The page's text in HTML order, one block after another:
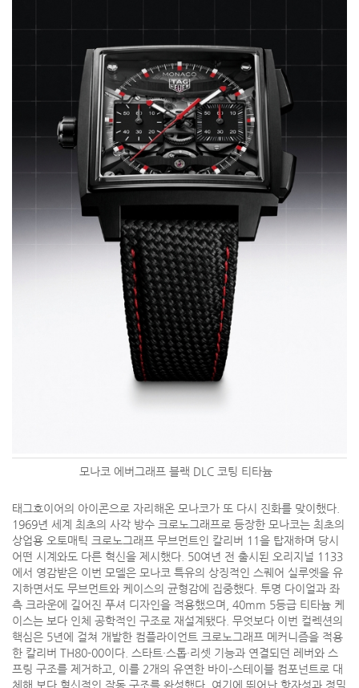
모나코 에버그래프 블랙 DLC 코팅 티타늄
태그호이어의 아이콘으로 자리해온 모나코가 또 다시 진화를 맞이했다.
1969년 세계 최초의 사각 방수 크로노그래프로 등장한 모나코는 최초의
상업용 오토매틱 크로노그래프 무브먼트인 칼리버 11을 탑재하며 당시
어떤 시계와도 다른 혁신을 제시했다. 50여년 전 출시된 오리지널 1133
에서 영감받은 이번 모델은 모나코 특유의 상징적인 스퀘어 실루엣을 유
지하면서도 무브먼트와 케이스의 균형감에 집중했다. 투명 다이얼과 좌
측 크라운에 길어진 푸셔 디자인을 적용했으며, 40mm 5등급 티타늄 케
이스는 보다 인체 공학적인 구조로 재설계됐다. 무엇보다 이번 컬렉션의
핵심은 5년에 걸쳐 개발한 컴플라이언트 크로노그래프 메커니즘을 적용
한 칼리버 TH80-00이다. 스타트·스톱·리셋 기능과 연결되던 레버와 스
프링 구조를 제거하고, 이를 2개의 유연한 바이-스테이블 컴포넌트로 대
체해 보다 혁신적인 작동 구조를 완성했다. 여기에 뛰어난 항자성과 정밀